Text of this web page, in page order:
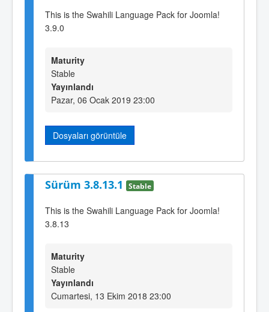
This is the Swahili Language Pack for Joomla!
3.9.0
Maturity
Stable
Yayınlandı
Pazar, 06 Ocak 2019 23:00
Dosyaları görüntüle
Sürüm 3.8.13.1 Stable
This is the Swahili Language Pack for Joomla!
3.8.13
Maturity
Stable
Yayınlandı
Cumartesi, 13 Ekim 2018 23:00